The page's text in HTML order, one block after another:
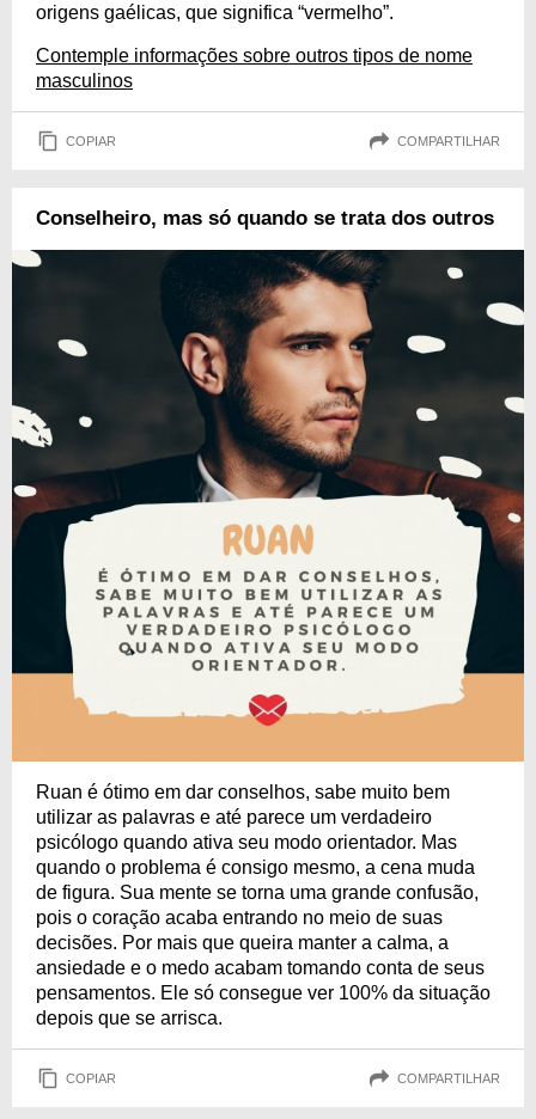
origens gaélicas, que significa “vermelho”.
Contemple informações sobre outros tipos de nome
masculinos
COPIAR COMPARTILHAR
Conselheiro, mas só quando se trata dos outros
Ruan é ótimo em dar conselhos, sabe muito bem
utilizar as palavras e até parece um verdadeiro
psicólogo quando ativa seu modo orientador. Mas
quando o problema é consigo mesmo, a cena muda
de figura. Sua mente se torna uma grande confusão,
pois o coração acaba entrando no meio de suas
decisões. Por mais que queira manter a calma, a
ansiedade e o medo acabam tomando conta de seus
pensamentos. Ele só consegue ver 100% da situação
depois que se arrisca.
COPIAR COMPARTILHAR